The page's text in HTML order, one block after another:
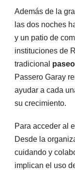
Además de la
las dos noches
y un patio de
instituciones de
tradicional
Passero Garay
ayudar a cada
su crecimiento.
Para acceder al
Desde la
cuidando y
implican el uso